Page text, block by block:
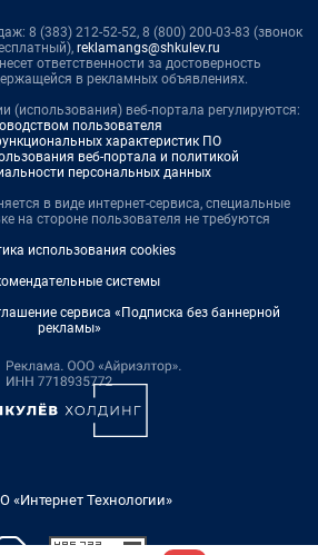
8 (383) 212-52-52, 8 (800) 200-03-83 (звонок
reklamangs@shkulev.ru
ответственности за достоверность
в рекламных объявлениях.
(использования) веб-портала регулируются:
пользователя
характеристик ПО
веб-портала и политикой
персональных данных
в виде интернет-сервиса, специальные
на стороне пользователя не требуются
использования cookies
системы
сервиса «Подписка без баннерной
рекламы»
«Интернет Технологии»